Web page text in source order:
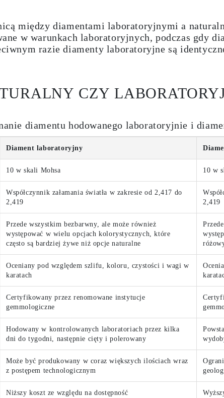
między diamentami laboratoryjnymi a
w warunkach laboratoryjnych, podczas gdy
raziediamenty laboratoryjne są
CZY
diamentu hodowanego laboratoryjnie i
Diament laboratoryjny
10 w skali Mohsa 10 w
Współczynnik załamania światła w zakresie od 2,417 do
2,419
2,419
Przede wszystkim bezbarwny, ale może również
występować w wielu opcjach kolorystycznych, które
często są bardziej żywe niż opcje naturalne
Oceniany pod względem szlifu, koloru, czystości i wagi w
karatach
Certyfikowany przez renomowane instytucje
gemmologiczne
Hodowany w kontrolowanych laboratoriach przez kilka
dni do tygodni, następnie cięty i polerowany
Może być produkowany w coraz większych ilościach wraz
z postępem technologicznym
Niższy koszt ze względu na dostępność